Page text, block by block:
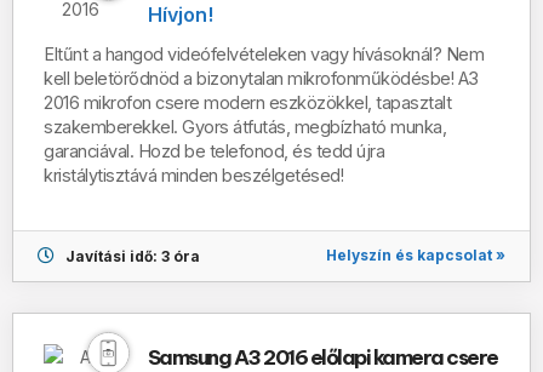
Hívjon!
Eltűnt a hangod videófelvételeken vagy hívásoknál? Nem
kell beletörődnöd a bizonytalan mikrofonműködésbe! A3
2016 mikrofon csere modern eszközökkel, tapasztalt
szakemberekkel. Gyors átfutás, megbízható munka,
garanciával. Hozd be telefonod, és tedd újra
kristálytisztává minden beszélgetésed!
Javítási idő: 3 óra Helyszín és kapcsolat »
Samsung A3 2016 előlapi kamera csere